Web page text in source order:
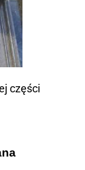
części